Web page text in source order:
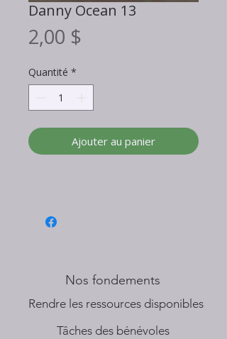
Danny Ocean 13
2,00 $
Quantité *
Ajouter au panier
Nos fondements
​Rendre les ressources disponibles
Tâches des bénévoles